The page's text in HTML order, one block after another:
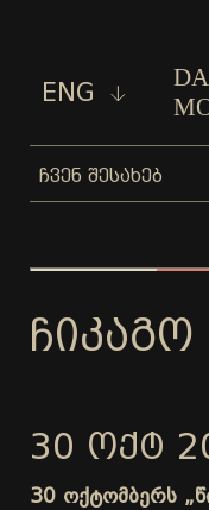
ENG
ᲩᲕᲔᲜ ᲨᲔᲡᲐᲮᲔᲑ
ᲩᲘᲙᲐᲒᲝ
30 ᲝᲥᲢ
30 ოქტომბერს